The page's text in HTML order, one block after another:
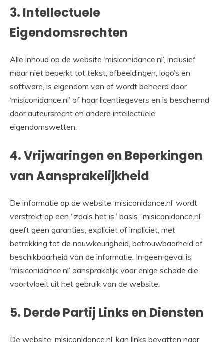
3. Intellectuele
Eigendomsrechten
Alle inhoud op de website ‘misiconidance.nl’, inclusief
maar niet beperkt tot tekst, afbeeldingen, logo’s en
software, is eigendom van of wordt beheerd door
‘misiconidance.nl’ of haar licentiegevers en is beschermd
door auteursrecht en andere intellectuele
eigendomswetten.
4. Vrijwaringen en Beperkingen
van Aansprakelijkheid
De informatie op de website ‘misiconidance.nl’ wordt
verstrekt op een “zoals het is” basis. ‘misiconidance.nl’
geeft geen garanties, expliciet of impliciet, met
betrekking tot de nauwkeurigheid, betrouwbaarheid of
beschikbaarheid van de informatie. In geen geval is
‘misiconidance.nl’ aansprakelijk voor enige schade die
voortvloeit uit het gebruik van de website.
5. Derde Partij Links en Diensten
De website ‘misiconidance.nl’ kan links bevatten naar